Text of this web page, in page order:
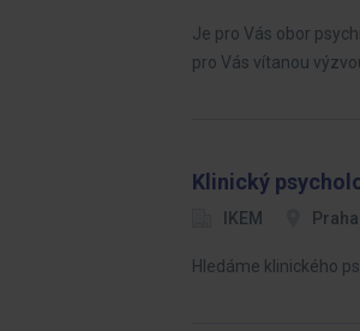
Je pro Vás obor
pro Vás vítanou
Klinický
IKEM
Hledáme klinického